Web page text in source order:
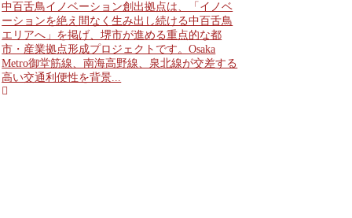
中百舌鳥イノベーション創出拠点は、「イノベ
ーションを絶え間なく生み出し続ける中百舌鳥
エリアへ」を掲げ、堺市が進める重点的な都
市・産業拠点形成プロジェクトです。Osaka
Metro御堂筋線、南海高野線、泉北線が交差する
高い交通利便性を背景...